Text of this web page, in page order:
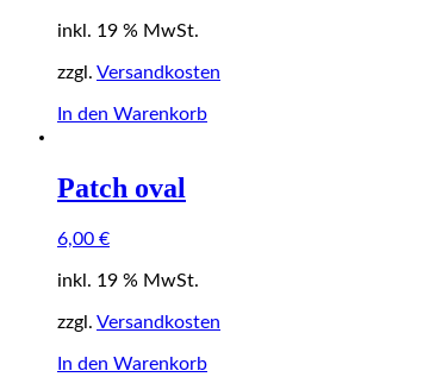
inkl. 19 % MwSt.
zzgl. Versandkosten
In den Warenkorb
Patch oval
6,00 €
inkl. 19 % MwSt.
zzgl. Versandkosten
In den Warenkorb